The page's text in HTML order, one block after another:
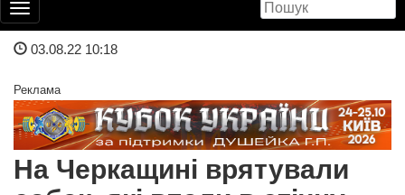
Toggle
navigation
03.08.22 10:18
Реклама
На Черкащині врятували